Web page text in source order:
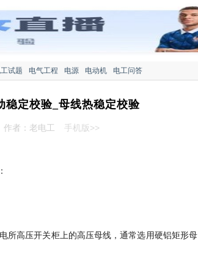
试题 电气工程 电源 电动机
电工问答
稳定校验_母线热稳定校验
作者：老电工 手机版>>
所高压开关柜上的高压母线，通常选用硬铝矩形母